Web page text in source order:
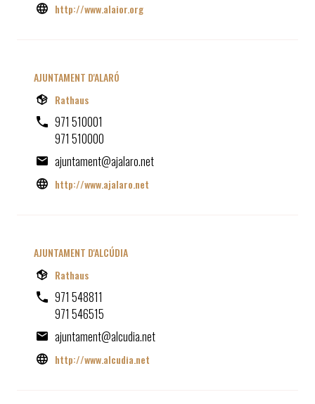
http://www.alaior.org
AJUNTAMENT D'ALARÓ
Rathaus
971 510001
971 510000
ajuntament@ajalaro.net
http://www.ajalaro.net
AJUNTAMENT D'ALCÚDIA
Rathaus
971 548811
971 546515
ajuntament@alcudia.net
http://www.alcudia.net